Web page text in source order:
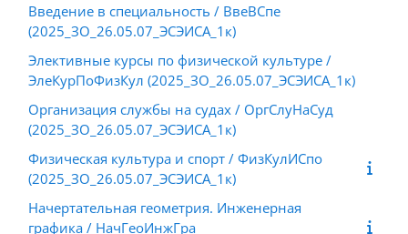
Введение в специальность / ВвеВСпе
(2025_ЗО_26.05.07_ЭСЭИСА_1к)
Элективные курсы по физической культуре /
ЭлеКурПоФизКул (2025_ЗО_26.05.07_ЭСЭИСА_1к)
Организация службы на судах / ОргСлуНаСуд
(2025_ЗО_26.05.07_ЭСЭИСА_1к)
Физическая культура и спорт / ФизКулИСпо
(2025_ЗО_26.05.07_ЭСЭИСА_1к)
Начертательная геометрия. Инженерная
графика / НачГеоИнжГра